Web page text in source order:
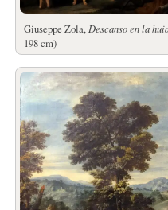
Giuseppe Zola, Descanso en la
198 cm)